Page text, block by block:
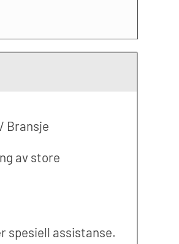
Bransje
av store
spesiell assistanse.